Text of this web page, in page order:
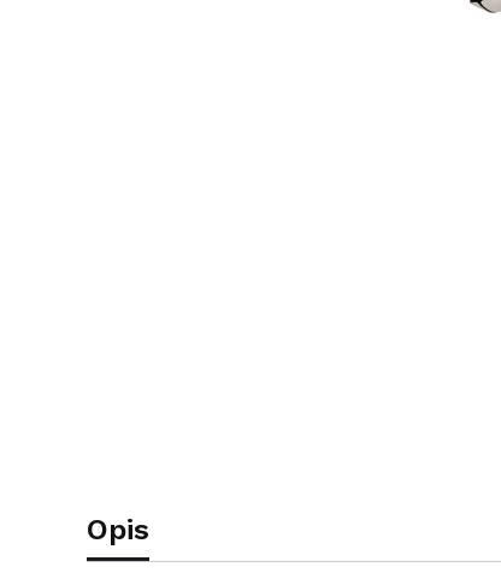
Opis